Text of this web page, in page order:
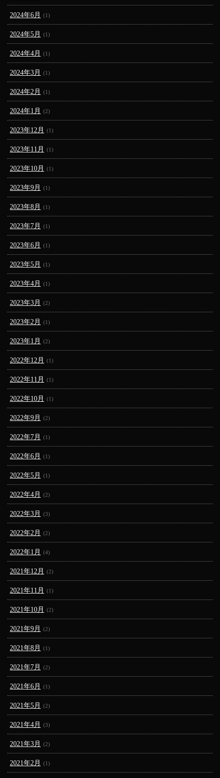
2024年6月 (1)
2024年5月 (1)
2024年4月 (1)
2024年3月 (1)
2024年2月 (1)
2024年1月 (2)
2023年12月 (1)
2023年11月 (1)
2023年10月 (1)
2023年9月 (1)
2023年8月 (1)
2023年7月 (1)
2023年6月 (1)
2023年5月 (1)
2023年4月 (1)
2023年3月 (2)
2023年2月 (1)
2023年1月 (2)
2022年12月 (1)
2022年11月 (1)
2022年10月 (1)
2022年9月 (2)
2022年7月 (1)
2022年6月 (1)
2022年5月 (1)
2022年4月 (2)
2022年3月 (3)
2022年2月 (2)
2022年1月 (4)
2021年12月 (2)
2021年11月 (1)
2021年10月 (2)
2021年9月 (2)
2021年8月 (1)
2021年7月 (2)
2021年6月 (1)
2021年5月 (2)
2021年4月 (3)
2021年3月 (2)
2021年2月 (1)